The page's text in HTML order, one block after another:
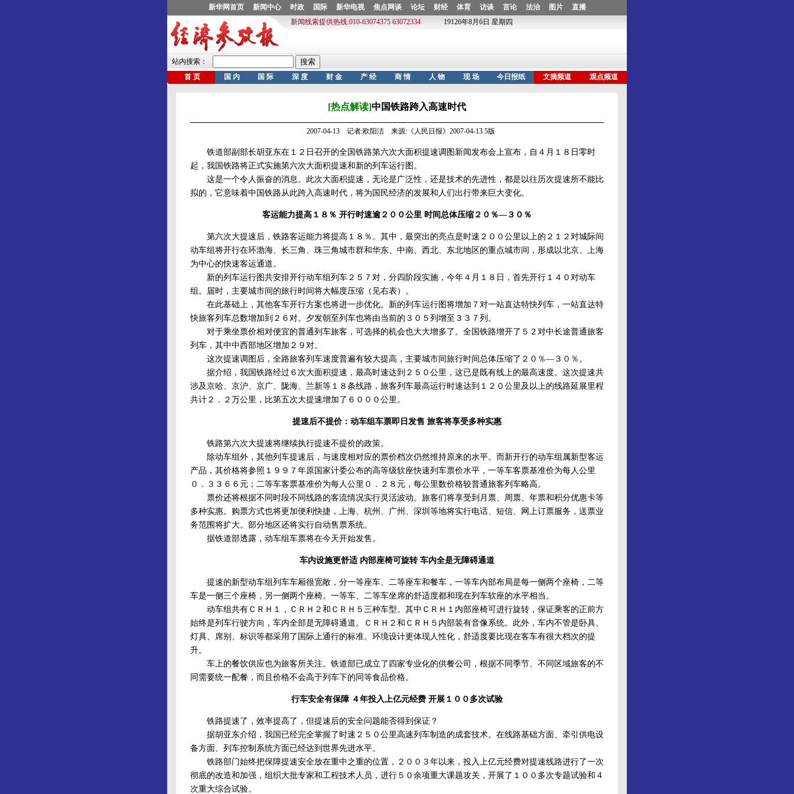
[热点解读]中国铁路跨入高速时代
2007-04-13 记者:欧阳洁 来源:《人民日报》2007-04-13 5版
铁道部副部长胡亚东在１２日召开的全国铁路第六次大面积提速调图新闻发布会上宣布，自４月１８日零时
起，我国铁路将正式实施第六次大面积提速和新的列车运行图。
这是一个令人振奋的消息。此次大面积提速，无论是广泛性，还是技术的先进性，都是以往历次提速所不能比
拟的，它意味着中国铁路从此跨入高速时代，将为国民经济的发展和人们出行带来巨大变化。
客运能力提高１８％ 开行时速逾２００公里 时间总体压缩２０％—３０％
第六次大提速后，铁路客运能力将提高１８％。其中，最突出的亮点是时速２００公里以上的２１２对城际间
动车组将开行在环渤海、长三角、珠三角城市群和华东、中南、西北、东北地区的重点城市间，形成以北京、上海
为中心的快速客运通道。
新的列车运行图共安排开行动车组列车２５７对，分四阶段实施，今年４月１８日，首先开行１４０对动车
组。届时，主要城市间的旅行时间将大幅度压缩（见右表）。
在此基础上，其他客车开行方案也将进一步优化。新的列车运行图将增加７对一站直达特快列车，一站直达特
快旅客列车总数增加到２６对。夕发朝至列车也将由当前的３０５列增至３３７列。
对于乘坐票价相对便宜的普通列车旅客，可选择的机会也大大增多了。全国铁路增开了５２对中长途普通旅客
列车，其中中西部地区增加２９对。
这次提速调图后，全路旅客列车速度普遍有较大提高，主要城市间旅行时间总体压缩了２０％—３０％。
据介绍，我国铁路经过６次大面积提速，最高时速达到２５０公里，这已是既有线上的最高速度。这次提速共
涉及京哈、京沪、京广、陇海、兰新等１８条线路，旅客列车最高运行时速达到１２０公里及以上的线路延展里程
共计２．２万公里，比第五次大提速增加了６０００公里。
提速后不提价：动车组车票即日发售 旅客将享受多种实惠
铁路第六次大提速将继续执行提速不提价的政策。
除动车组外，其他列车提速后，与速度相对应的票价档次仍然维持原来的水平。而新开行的动车组属新型客运
产品，其价格将参照１９９７年原国家计委公布的高等级软座快速列车票价水平，一等车客票基准价为每人公里
０．３３６６元；二等车客票基准价为每人公里０．２８元，每公里数价格较普通旅客列车略高。
票价还将根据不同时段不同线路的客流情况实行灵活波动。旅客们将享受到月票、周票、年票和积分优惠卡等
多种实惠。购票方式也将更加便利快捷，上海、杭州、广州、深圳等地将实行电话、短信、网上订票服务，送票业
务范围将扩大。部分地区还将实行自动售票系统。
据铁道部透露，动车组车票将在今天开始发售。
车内设施更舒适 内部座椅可旋转 车内全是无障碍通道
提速的新型动车组列车车厢很宽敞，分一等座车、二等座车和餐车，一等车内部布局是每一侧两个座椅，二等
车是一侧三个座椅，另一侧两个座椅。一等车、二等车坐席的舒适度都和现在列车软座的水平相当。
动车组共有ＣＲＨ１，ＣＲＨ２和ＣＲＨ５三种车型。其中ＣＲＨ１内部座椅可进行旋转，保证乘客的正前方
始终是列车行驶方向，车内全部是无障碍通道。ＣＲＨ２和ＣＲＨ５内部装有音像系统。此外，车内不管是卧具、
灯具、席别、标识等都采用了国际上通行的标准。环境设计更体现人性化，舒适度要比现在客车有很大档次的提
升。
车上的餐饮供应也为旅客所关注。铁道部已成立了四家专业化的供餐公司，根据不同季节、不同区域旅客的不
同需要统一配餐，而且价格不会高于列车下的同等食品价格。
行车安全有保障 ４年投入上亿元经费 开展１００多次试验
铁路提速了，效率提高了，但提速后的安全问题能否得到保证？
据胡亚东介绍，我国已经完全掌握了时速２５０公里高速列车制造的成套技术。在线路基础方面、牵引供电设
备方面、列车控制系统方面已经达到世界先进水平。
铁路部门始终把保障提速安全放在重中之重的位置，２００３年以来，投入上亿元经费对提速线路进行了一次
彻底的改造和加强，组织大批专家和工程技术人员，进行５０余项重大课题攻关，开展了１００多次专题试验和４
次重大综合试验。